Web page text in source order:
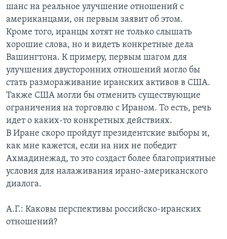
шанс на реальное улучшение отношений с
американцами, он первым заявит об этом.
Кроме того, иранцы хотят не только слышать
хорошие слова, но и видеть конкретные дела
Вашингтона. К примеру, первым шагом для
улучшения двусторонних отношений могло бы
стать размораживание иранских активов в США.
Также США могли бы отменить существующие
ограничения на торговлю с Ираном. То есть, речь
идет о каких-то конкретных действиях.
В Иране скоро пройдут президентские выборы и,
как мне кажется, если на них не победит
Ахмадинежад, то это создаст более благоприятные
условия для налаживания ирано-американского
диалога.
А.Г.: Каковы перспективы российско-иранских
отношений?